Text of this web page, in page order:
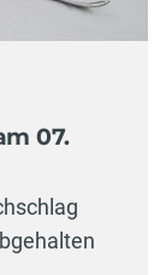
07.